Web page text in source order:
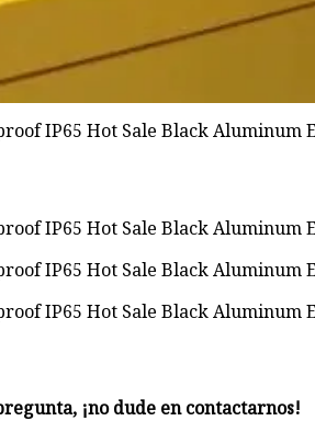
¡no dude en contactarnos!